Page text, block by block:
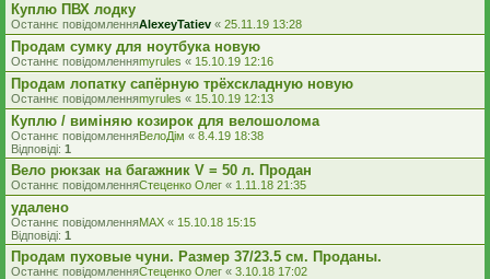
Куплю ПВХ лодку
Останнє повідомленняAlexeyTatiev « 25.11.19 13:28
Продам сумку для ноутбука новую
Останнє повідомленняmyrules « 15.10.19 12:16
Продам лопатку сапёрную трёхскладную новую
Останнє повідомленняmyrules « 15.10.19 12:13
Куплю / виміняю козирок для велошолома
Останнє повідомленняВелоДім « 8.4.19 18:38
Відповіді: 1
Вело рюкзак на багажник V = 50 л. Продан
Останнє повідомленняСтеценко Олег « 1.11.18 21:35
удалено
Останнє повідомленняMAX « 15.10.18 15:15
Відповіді: 1
Продам пуховые чуни. Размер 37/23.5 см. Проданы.
Останнє повідомленняСтеценко Олег « 3.10.18 17:02